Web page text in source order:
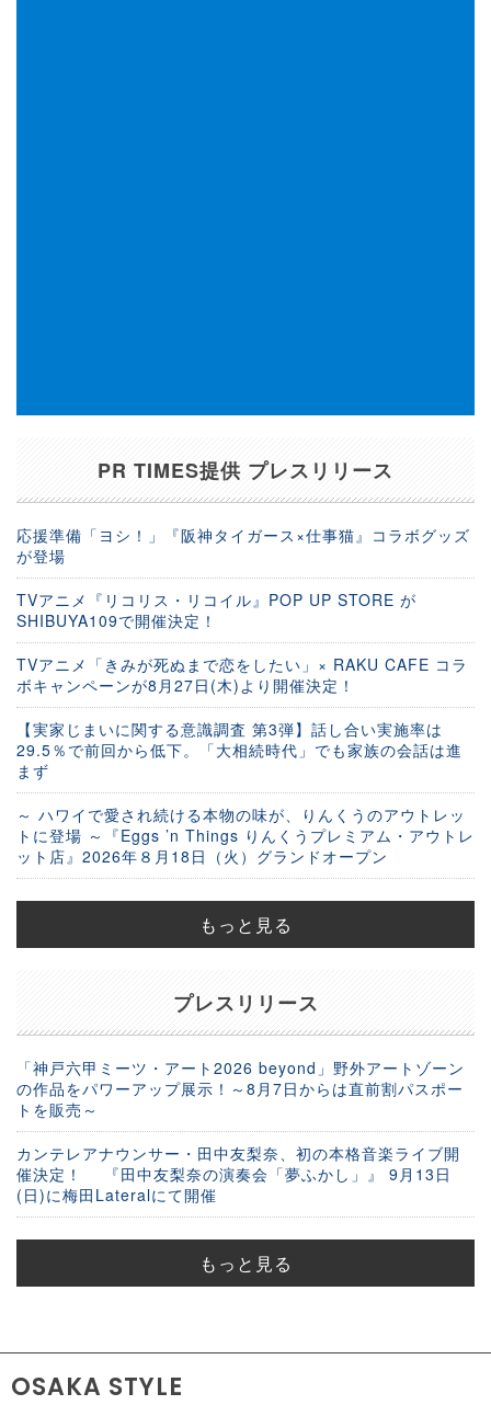
PR TIMES提供 プレスリリース
応援準備「ヨシ！」『阪神タイガース×仕事猫』コラボグッズ
が登場
TVアニメ『リコリス・リコイル』POP UP STORE が
SHIBUYA109で開催決定！
TVアニメ「きみが死ぬまで恋をしたい」× RAKU CAFE コラ
ボキャンペーンが8月27日(木)より開催決定！
【実家じまいに関する意識調査 第3弾】話し合い実施率は
29.5％で前回から低下。「大相続時代」でも家族の会話は進
まず
～ ハワイで愛され続ける本物の味が、りんくうのアウトレッ
トに登場 ～『Eggs ’n Things りんくうプレミアム・アウトレ
ット店』2026年８月18日（火）グランドオープン
もっと見る
プレスリリース
「神戸六甲ミーツ・アート2026 beyond」野外アートゾーン
の作品をパワーアップ展示！～8月7日からは直前割パスポー
トを販売～
カンテレアナウンサー・田中友梨奈、初の本格音楽ライブ開
催決定！ 『田中友梨奈の演奏会「夢ふかし」』 9月13日
(日)に梅田Lateralにて開催
もっと見る
OSAKA STYLE